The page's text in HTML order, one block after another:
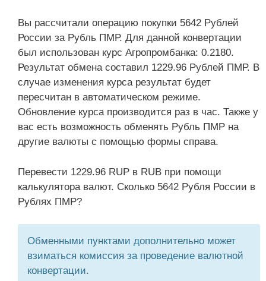
Вы рассчитали операцию покупки 5642 Рублей
России за Рубль ПМР. Для данной конвертации
был использован курс Агропромбанка: 0.2180.
Результат обмена составил 1229.96 Рублей ПМР. В
случае изменения курса результат будет
пересчитан в автоматическом режиме.
Обновление курса производится раз в час. Также у
вас есть возможность обменять Рубль ПМР на
другие валюты с помощью формы справа.
Перевести 1229.96 RUP в RUB при помощи
калькулятора валют. Сколько 5642 Рубля России в
Рублях ПМР?
Обменными пунктами дополнительно может
взиматься комиссия за проведение валютной
конвертации.